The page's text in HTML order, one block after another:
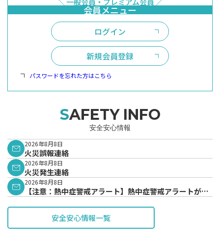
ログイン
新規会員登録
パスワードを忘れた方はこちら
SAFETY INFO
安全安心情報
2026年8月8日
火災誤報連絡
2026年8月8日
火災発生連絡
2026年8月8日
【注意：熱中症警戒アラート】熱中症警戒アラートが発
安全安心情報一覧